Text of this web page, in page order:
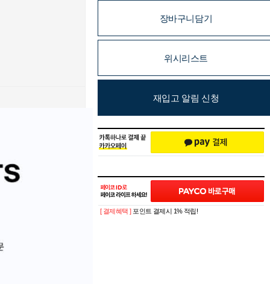
장바구니담기
위시리스트
재입고 알림 신청
[ 결제혜택 ] 포인트 결제시 1% 적립!